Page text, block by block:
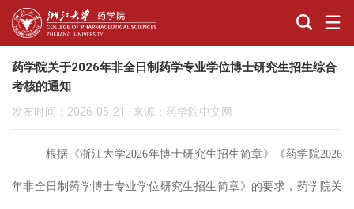
药学院关于2026年非全日制药学专业学位博士研究生招生综合
考核的通知
发布时间：2026-05-21 · 来源：药学院中文网
根据 《浙江大学2026年博士研究生招生简章》《药学院2026
年非全日制药学博士专业学位研究生招生简章》 的要求， 药学院关